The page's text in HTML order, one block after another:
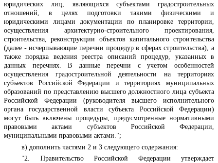
юридических лиц, являющихся субъектами градостроительных
отношений, в целях подготовки такими физическими и
юридическими лицами документации по планировке территории,
осуществления архитектурно-строительного проектирования,
строительства, реконструкции объектов капитального строительства
(далее - исчерпывающие перечни процедур в сферах строительства), а
также порядка ведения реестра описаний процедур, указанных в
данных перечнях. В данные перечни с учетом особенностей
осуществления градостроительной деятельности на территориях
субъектов Российской Федерации и территориях муниципальных
образований по представлению высшего должностного лица субъекта
Российской Федерации (руководителя высшего исполнительного
органа государственной власти субъекта Российской Федерации)
могут быть включены процедуры, предусмотренные нормативными
правовыми актами субъектов Российской Федерации,
муниципальными правовыми актами.";
в) дополнить частями 2 и 3 следующего содержания:
"2. Правительство Российской Федерации утверждает